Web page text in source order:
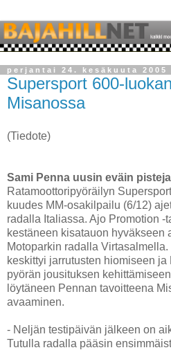
perjantai 24. kesäkuuta 2005
Supersport 600-
Misanossa
(Tiedote)
Sami Penna uusin eväin
Ratamoottoripyöräilyn
kuudes MM-osakilpailu (6/12)
radalla Italiassa. Ajo Promotion -
kestäneen kisatauon hyväkseen
Motoparkin radalla
keskittyi jarrutusten hiomiseen
pyörän jousituksen
löytäneen Pennan tavoitteena
avaaminen.
- Neljän testipäivän jälkeen on
Tutulla radalla pääsin